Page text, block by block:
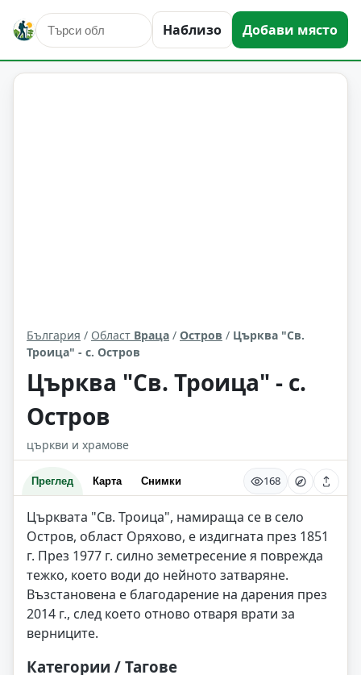
Наблизо Добави място
култура и изкуство Остров Област: Враца
България / Област Враца / Остров / Църква "Св.
Троица" - с. Остров
Църква "Св. Троица" - с.
Остров
църкви и храмове
Преглед Карта Снимки 168
Църквата "Св. Троица", намираща се в село
Остров, област Оряхово, е издигната през 1851
г. През 1977 г. силно земетресение я поврежда
тежко, което води до нейното затваряне.
Възстановена е благодарение на дарения през
2014 г., след което отново отваря врати за
верниците.
Категории / Тагове